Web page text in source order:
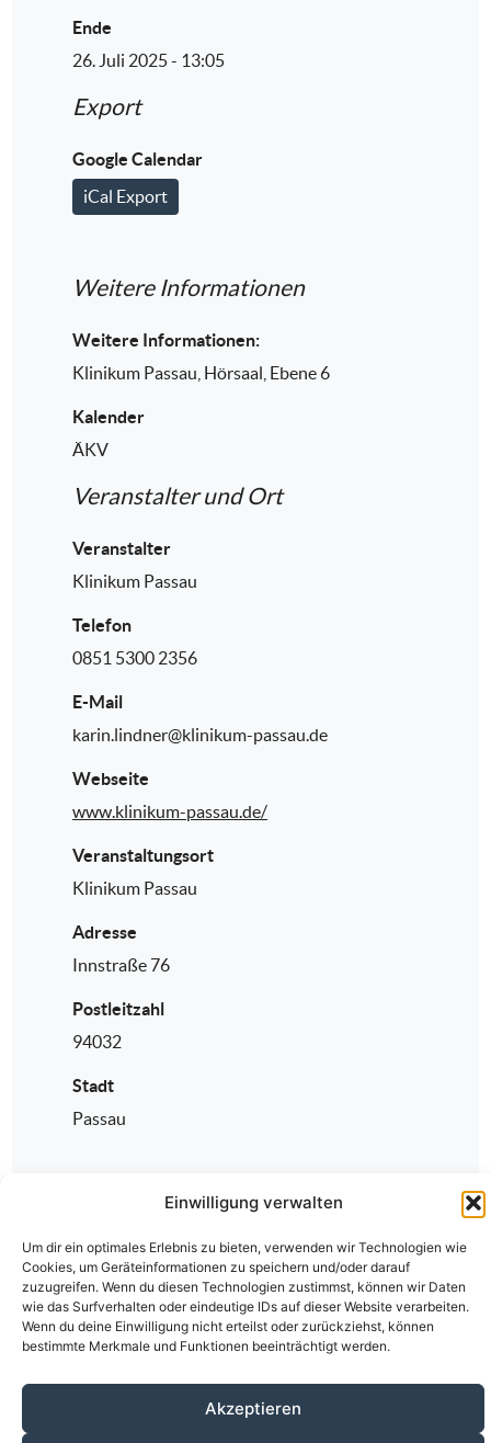
Einwilligung verwalten
Um dir ein optimales Erlebnis zu bieten, verwenden wir Technologien wie
Cookies, um Geräteinformationen zu speichern und/oder darauf
zuzugreifen. Wenn du diesen Technologien zustimmst, können wir Daten
wie das Surfverhalten oder eindeutige IDs auf dieser Website verarbeiten.
Wenn du deine Einwilligung nicht erteilst oder zurückziehst, können
bestimmte Merkmale und Funktionen beeinträchtigt werden.
Akzeptieren
Ende
26. Juli 2025 - 13:05
Export
Google Calendar
iCal Export
Weitere Informationen
Weitere Informationen:
Klinikum Passau, Hörsaal, Ebene 6
Kalender
ÄKV
Veranstalter und Ort
Veranstalter
Klinikum Passau
Telefon
0851 5300 2356
E-Mail
karin.lindner@klinikum-passau.de
Webseite
www.klinikum-passau.de/
Veranstaltungsort
Klinikum Passau
Adresse
Innstraße 76
Postleitzahl
94032
Stadt
Passau
Über den ÄKV Vorstandschaft
Anmeldung
Fortbildungen
Kontakt Datenschutz Impressum